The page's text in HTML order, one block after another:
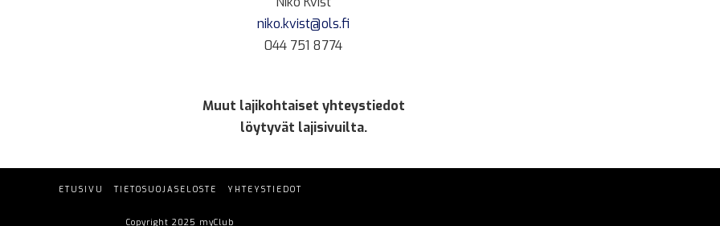
niko.kvist@ols.fi
044 751 8774
Muut lajikohtaiset yhteystiedot
löytyvät lajisivuilta.
ETUSIVU TIETOSUOJASELOSTE YHTEYSTIEDOT
Copyright 2025 myClub